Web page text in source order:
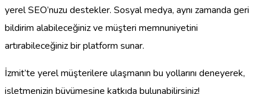
yerel SEO’nuzu destekler. Sosyal medya, aynı zamanda geri
bildirim alabileceğiniz ve müşteri memnuniyetini
artırabileceğiniz bir platform sunar.
İzmit’te yerel müşterilere ulaşmanın bu yollarını deneyerek,
işletmenizin büyümesine katkıda bulunabilirsiniz!